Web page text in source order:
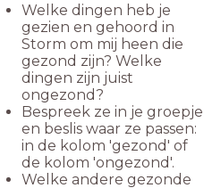
Welke dingen heb je
gezien en gehoord in
Storm om mij heen die
gezond zijn? Welke
dingen zijn juist
ongezond?
Bespreek ze in je groepje
en beslis waar ze passen:
in de kolom 'gezond' of
de kolom 'ongezond'.
Welke andere gezonde